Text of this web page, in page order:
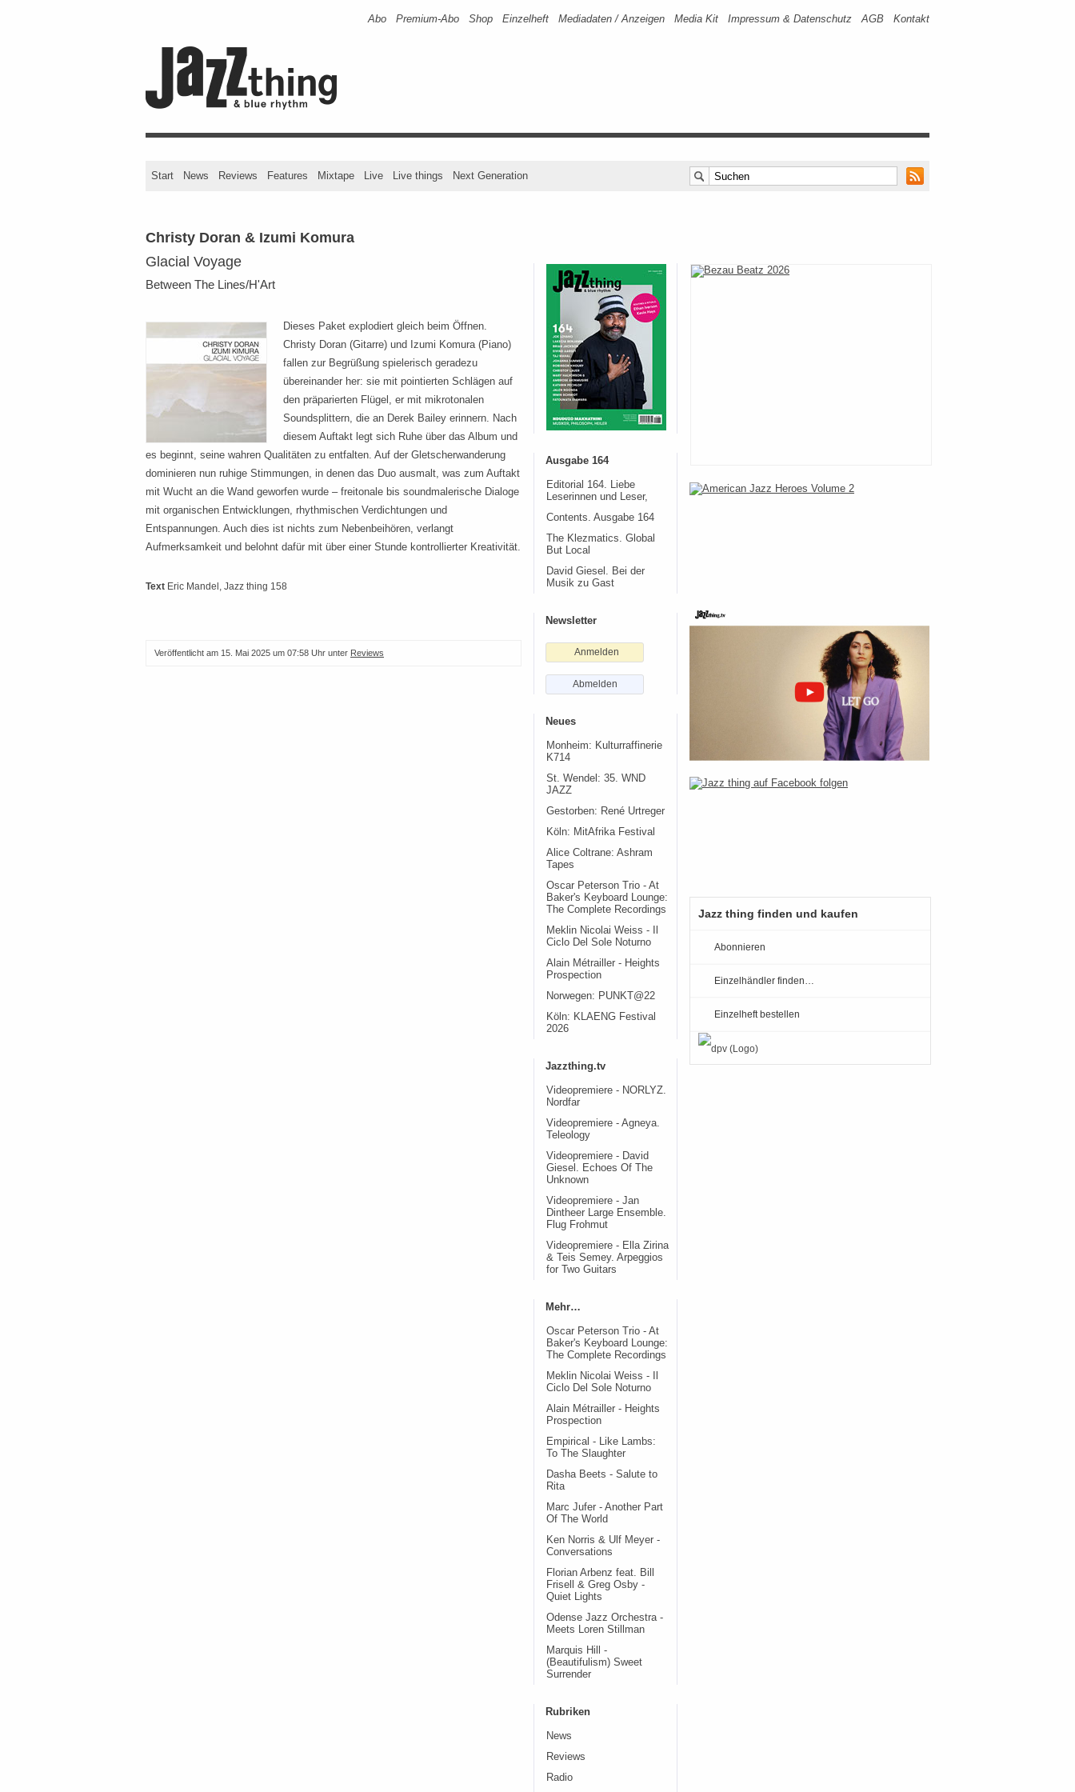
Abo Premium-Abo Shop Einzelheft Mediadaten / Anzeigen Media Kit Impressum & Datenschutz AGB Kontakt
Start News Reviews Features Mixtape Live Live things Next Generation
Christy Doran & Izumi Komura
Glacial Voyage
Between The Lines/H'Art
Dieses Paket explodiert gleich beim Öffnen.
Christy Doran (Gitarre) und Izumi Komura (Piano)
fallen zur Begrüßung spielerisch geradezu
übereinander her: sie mit pointierten Schlägen auf
den präparierten Flügel, er mit mikrotonalen
Soundsplittern, die an Derek Bailey erinnern. Nach
diesem Auftakt legt sich Ruhe über das Album und
es beginnt, seine wahren Qualitäten zu entfalten. Auf der Gletscherwanderung
dominieren nun ruhige Stimmungen, in denen das Duo ausmalt, was zum Auftakt
mit Wucht an die Wand geworfen wurde – freitonale bis soundmalerische Dialoge
mit organischen Entwicklungen, rhythmischen Verdichtungen und
Entspannungen. Auch dies ist nichts zum Nebenbeihören, verlangt
Aufmerksamkeit und belohnt dafür mit über einer Stunde kontrollierter Kreativität.
Text Eric Mandel , Jazz thing 158
Veröffentlicht am 15. Mai 2025 um 07:58 Uhr unter Reviews
Ausgabe 164
Editorial 164. Liebe
Leserinnen und Leser,
Contents. Ausgabe 164
The Klezmatics. Global
But Local
David Giesel. Bei der
Musik zu Gast
Newsletter
Anmelden
Abmelden
Neues
Monheim: Kulturraffinerie
K714
St. Wendel: 35. WND
JAZZ
Gestorben: René Urtreger
Köln: MitAfrika Festival
Alice Coltrane: Ashram
Tapes
Oscar Peterson Trio - At
Baker's Keyboard Lounge:
The Complete Recordings
Meklin Nicolai Weiss - Il
Ciclo Del Sole Noturno
Alain Métrailler - Heights
Prospection
Norwegen: PUNKT@22
Köln: KLAENG Festival
2026
Jazzthing.tv
Videopremiere - NORLYZ.
Nordfar
Videopremiere - Agneya.
Teleology
Videopremiere - David
Giesel. Echoes Of The
Unknown
Videopremiere - Jan
Dintheer Large Ensemble.
Flug Frohmut
Videopremiere - Ella Zirina
& Teis Semey. Arpeggios
for Two Guitars
Mehr…
Oscar Peterson Trio - At
Baker's Keyboard Lounge:
The Complete Recordings
Meklin Nicolai Weiss - Il
Ciclo Del Sole Noturno
Alain Métrailler - Heights
Prospection
Empirical - Like Lambs:
To The Slaughter
Dasha Beets - Salute to
Rita
Marc Jufer - Another Part
Of The World
Ken Norris & Ulf Meyer -
Conversations
Florian Arbenz feat. Bill
Frisell & Greg Osby -
Quiet Lights
Odense Jazz Orchestra -
Meets Loren Stillman
Marquis Hill -
(Beautifulism) Sweet
Surrender
Rubriken
News
Reviews
Radio
Jazz thing finden und kaufen
Abonnieren
Einzelhändler finden…
Einzelheft bestellen